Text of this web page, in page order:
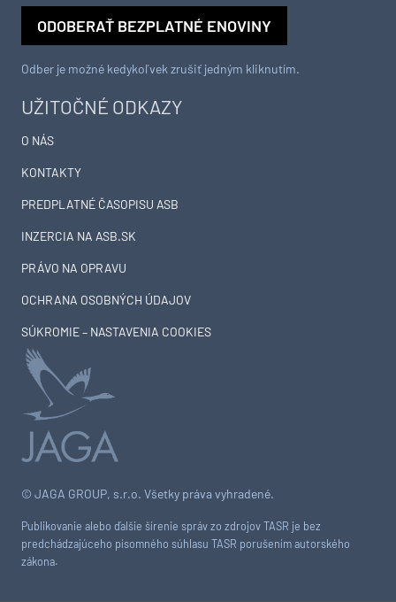
© JAGA GROUP, s.r.o. Všetky práva vyhradené.
Publikovanie alebo ďalšie šírenie správ zo zdrojov TASR je bez
predchádzajúceho písomného súhlasu TASR porušením autorského
zákona.
UŽITOČNÉ ODKAZY
O NÁS
KONTAKTY
PREDPLATNÉ ČASOPISU ASB
INZERCIA NA ASB.SK
PRÁVO NA OPRAVU
OCHRANA OSOBNÝCH ÚDAJOV
SÚKROMIE – NASTAVENIA COOKIES
ODOBERAŤ BEZPLATNÉ ENOVINY
Odber je možné kedykoľvek zrušiť jedným kliknutím.